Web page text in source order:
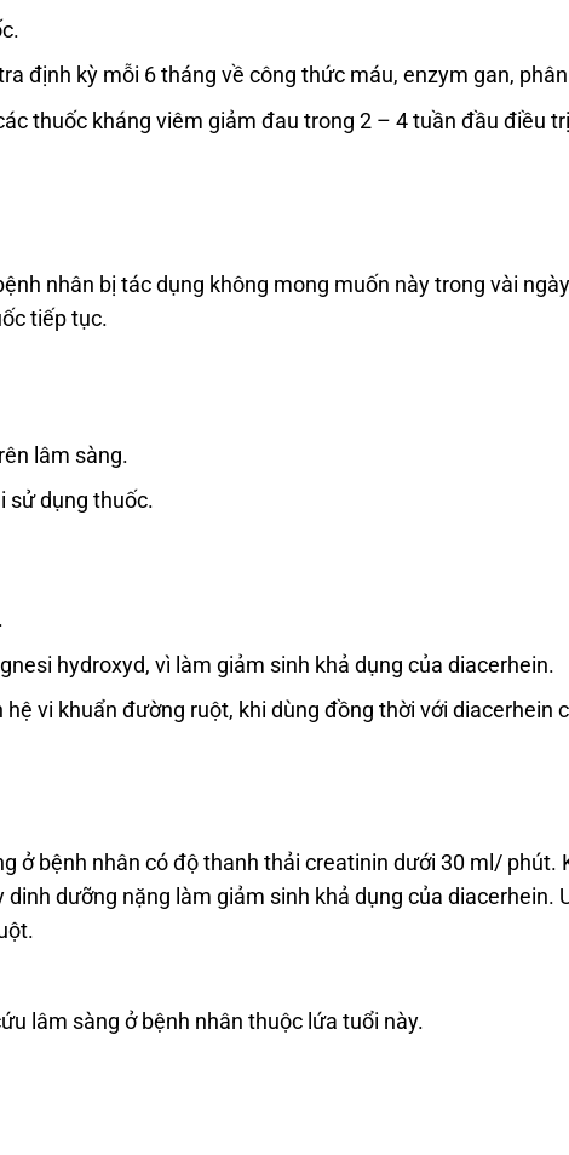
định kỳ mỗi 6 tháng về công thức máu, enzym gan,
thuốc kháng viêm giảm đau trong 2 – 4 tuần đầu điều
nhân bị tác dụng không mong muốn này trong vài
tiếp tục.
lâm sàng.
sử dụng thuốc.
hydroxyd, vì làm giảm sinh khả dụng của diacerhein.
vi khuẩn đường ruột, khi dùng đồng thời với diacerhein
ở bệnh nhân có độ thanh thải creatinin dưới 30 ml/ phút.
dưỡng nặng làm giảm sinh khả dụng của diacerhein.
lâm sàng ở bệnh nhân thuộc lứa tuổi này.